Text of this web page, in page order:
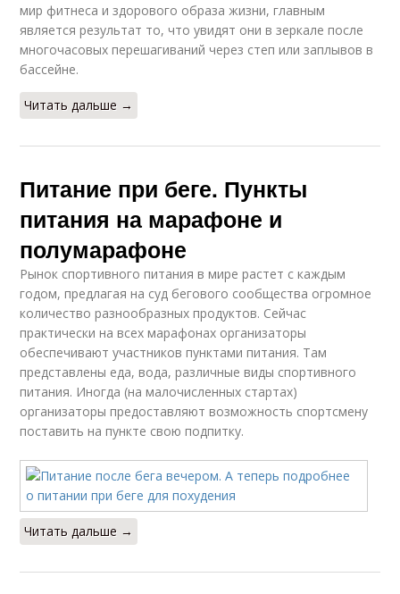
мир фитнеса и здорового образа жизни, главным
является результат то, что увидят они в зеркале после
многочасовых перешагиваний через степ или заплывов в
бассейне.
Читать дальше →
Питание при беге. Пункты
питания на марафоне и
полумарафоне
Рынок спортивного питания в мире растет с каждым
годом, предлагая на суд бегового сообщества огромное
количество разнообразных продуктов. Сейчас
практически на всех марафонах организаторы
обеспечивают участников пунктами питания. Там
представлены еда, вода, различные виды спортивного
питания. Иногда (на малочисленных стартах)
организаторы предоставляют возможность спортсмену
поставить на пункте свою подпитку.
Читать дальше →